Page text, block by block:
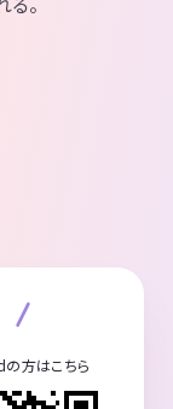
方はこちら